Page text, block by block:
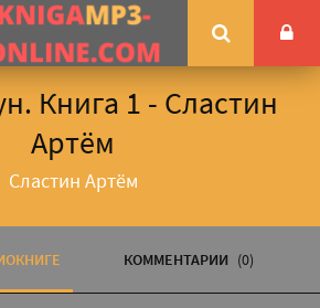
Книга 1 - Сластин
Артём
Сластин Артём
КОММЕНТАРИИ (0)